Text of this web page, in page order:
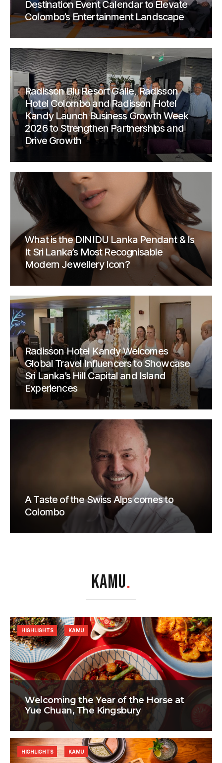
Destination Event Calendar to Elevate
Colombo’s Entertainment Landscape
Radisson Blu Resort Galle, Radisson
Hotel Colombo and Radisson Hotel
Kandy Launch Business Growth Week
2026 to Strengthen Partnerships and
Drive Growth
What is the DINIDU Lanka Pendant & Is
It Sri Lanka’s Most Recognisable
Modern Jewellery Icon?
Radisson Hotel Kandy Welcomes
Global Travel Influencers to Showcase
Sri Lanka’s Hill Capital and Island
Experiences
A Taste of the Swiss Alps comes to
Colombo
KAMU.
Welcoming the Year of the Horse at
Yue Chuan, The Kingsbury
HIGHLIGHTS KAMU
HIGHLIGHTS KAMU